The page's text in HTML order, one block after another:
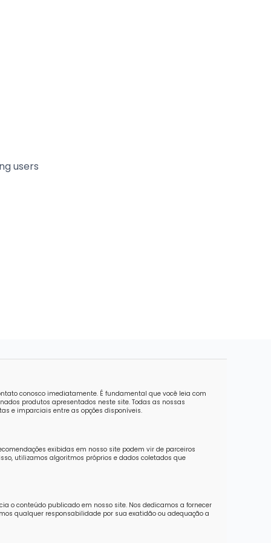
users
conosco imediatamente. É fundamental que você leia com
produtos apresentados neste site. Todas as nossas
e imparciais entre as opções disponíveis.
exibidas em nosso site podem vir de parceiros
utilizamos algoritmos próprios e dados coletados que
o conteúdo publicado em nosso site. Nos dedicamos a fornecer
qualquer responsabilidade por sua exatidão ou adequação a